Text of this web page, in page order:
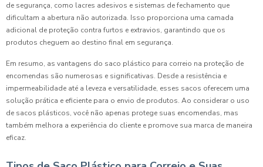
de segurança, como lacres adesivos e sistemas de fechamento que
dificultam a abertura não autorizada. Isso proporciona uma camada
adicional de proteção contra furtos e extravios, garantindo que os
produtos cheguem ao destino final em segurança.
Em resumo, as vantagens do saco plástico para correio na proteção de
encomendas são numerosas e significativas. Desde a resistência e
impermeabilidade até a leveza e versatilidade, esses sacos oferecem uma
solução prática e eficiente para o envio de produtos. Ao considerar o uso
de sacos plásticos, você não apenas protege suas encomendas, mas
também melhora a experiência do cliente e promove sua marca de maneira
eficaz.